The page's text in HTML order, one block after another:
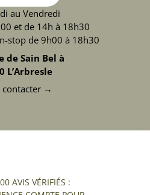
au Vendredi
et de 14h à 18h30
stop de 9h00 à 18h30
de Sain Bel à
L’Arbresle
contacter →
AVIS VÉRIFIÉS :